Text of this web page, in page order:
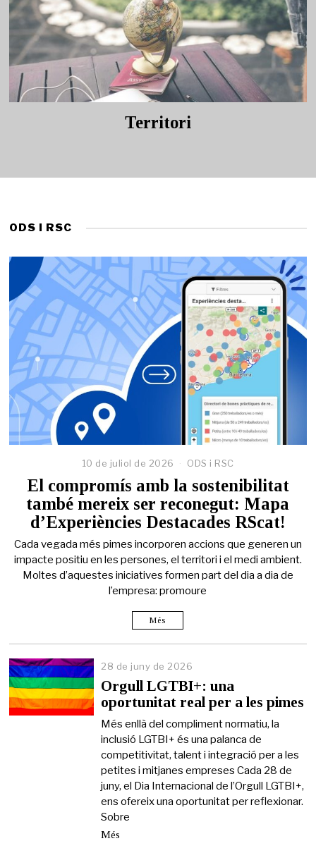
Territori
ODS I RSC
10 de juliol de 2026 ODS i RSC
El compromís amb la sostenibilitat
també mereix ser reconegut: Mapa
d’Experiències Destacades RScat!
Cada vegada més pimes incorporen accions que generen un
impacte positiu en les persones, el territori i el medi ambient.
Moltes d’aquestes iniciatives formen part del dia a dia de
l’empresa: promoure
Més
28 de juny de 2026
6
d
e
u
n
y
d
e
2
0
Orgull LGTBI+: una
oportunitat real per a les pimes
Més enllà del compliment normatiu, la
inclusió LGTBI+ és una palanca de
competitivitat, talent i integració per a les
petites i mitjanes empreses Cada 28 de
juny, el Dia Internacional de l’Orgull LGTBI+,
ens ofereix una oportunitat per reflexionar.
Sobre
Més